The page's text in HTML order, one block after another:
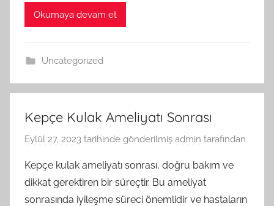
Okumaya devam et
Uncategorized
Kepçe Kulak Ameliyatı Sonrası
Eylül 27, 2023 tarihinde gönderilmiş admin tarafından
Kepçe kulak ameliyatı sonrası, doğru bakım ve
dikkat gerektiren bir süreçtir. Bu ameliyat
sonrasında iyileşme süreci önemlidir ve hastaların